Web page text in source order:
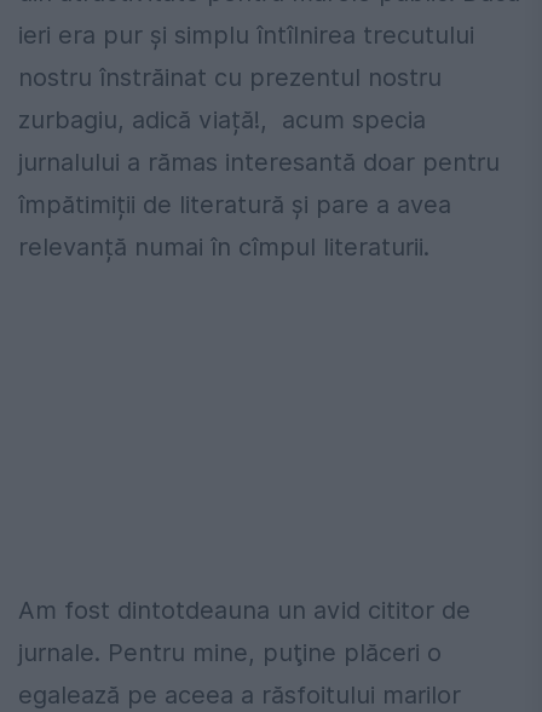
ieri era pur și simplu întîlnirea trecutului
nostru înstrăinat cu prezentul nostru
zurbagiu, adică viață!, acum specia
jurnalului a rămas interesantă doar pentru
împătimiții de literatură și pare a avea
relevanță numai în cîmpul literaturii.
Am fost dintotdeauna un avid cititor de
jurnale. Pentru mine, puţine plăceri o
egalează pe aceea a răsfoitului marilor